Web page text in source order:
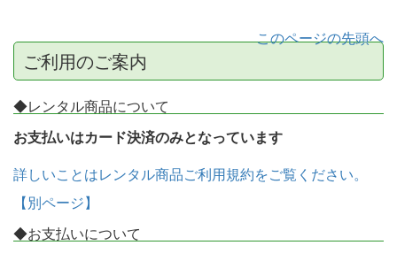
このページの先頭へ
ご利用のご案内
◆レンタル商品について
お支払いはカード決済のみとなっています
詳しいことはレンタル商品ご利用規約をご覧ください。
【別ページ】
◆お支払いについて